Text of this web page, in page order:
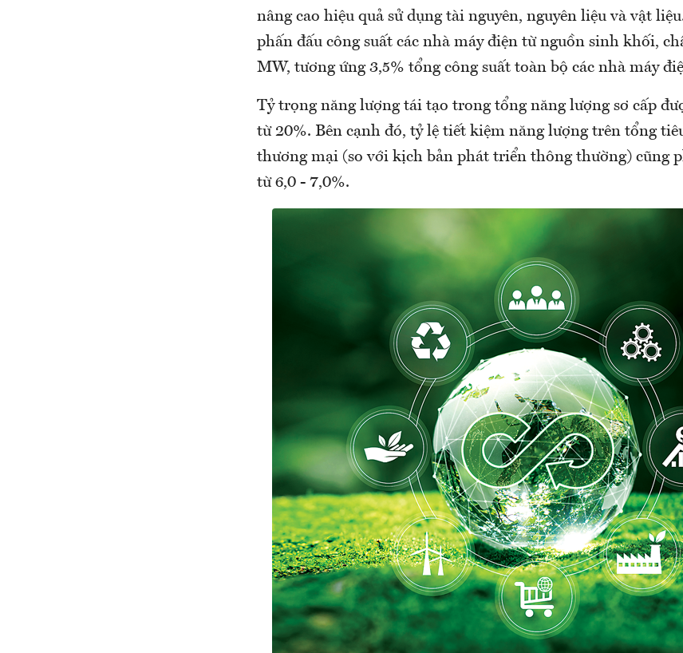
nâng cao hiệu quả sử dụng tài nguyên, nguyên liệu và vật
phấn đấu công suất các nhà máy điện từ nguồn sinh khối,
MW, tương ứng 3,5% tổng công suất toàn bộ các nhà máy
Tỷ trọng năng lượng tái tạo trong tổng năng lượng sơ cấp
từ 20%. Bên cạnh đó, tỷ lệ tiết kiệm năng lượng trên tổng
thương mại (so với kịch bản phát triển thông thường) cũng
từ 6,0 - 7,0%.